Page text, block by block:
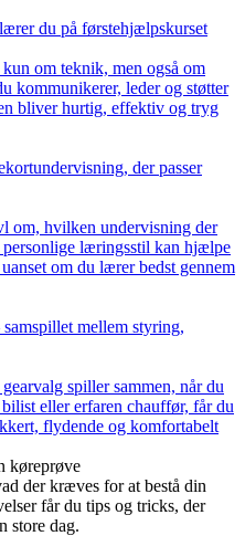
du på førstehjælpskurset
om teknik, men også om
kommunikerer, leder og støtter
bliver hurtig, effektiv og tryg
der passer
om, hvilken undervisning der
læringsstil kan hjælpe
om du lærer bedst gennem
mellem styring,
spiller sammen, når du
eller erfaren chauffør, får du
flydende og komfortabelt
køreprøve
der kræves for at bestå din
får du tips og tricks, der
store dag.